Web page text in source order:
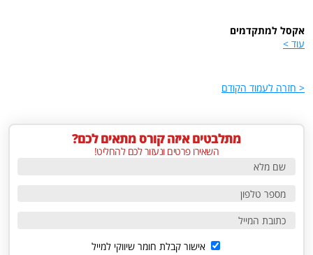
מתלבטים איזה קורס מתאים לכם?
השאירו פרטים ונעזור לכם להחליט!
אישור קבלת חומר שיווקי למייל
אקסל למתקדמים
עוד >
< חזרה לעמוד הקודם